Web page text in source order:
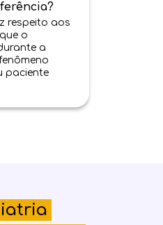
respeito aos
o
a
paciente